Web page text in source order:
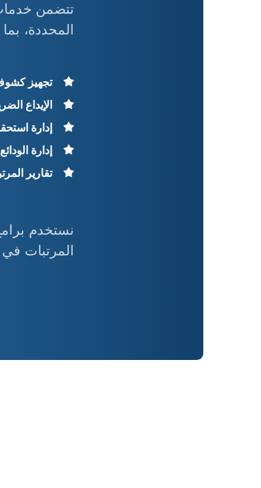
المحددة،
تجهيز
الإيداع
إدارة
إدارة
تقارير
نستخدم
المرتبات